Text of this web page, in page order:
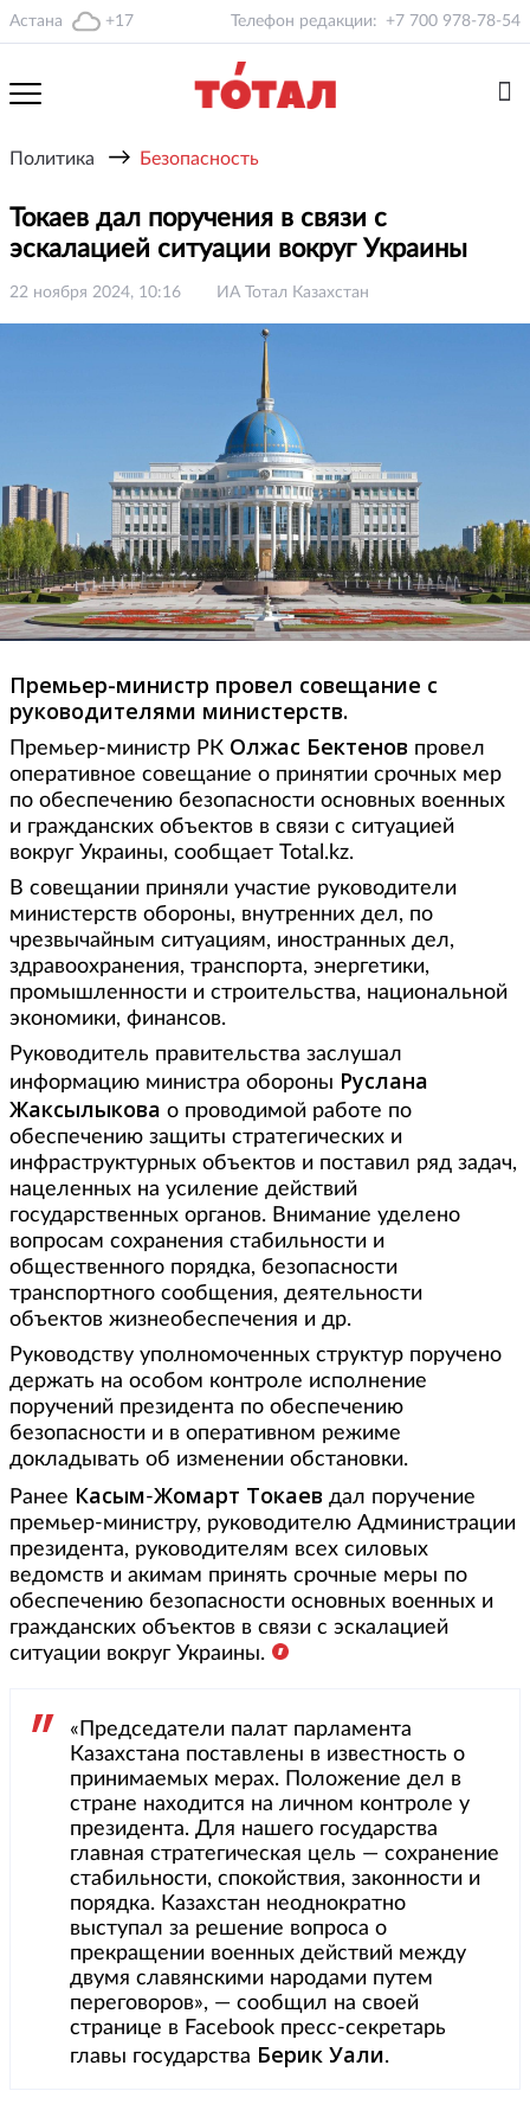
Астана +17 Телефон редакции: +7 700 978-78-54
Политика → Безопасность
Токаев дал поручения в связи с
эскалацией ситуации вокруг Украины
22 ноября 2024, 10:16 ИА Тотал Казахстан
Премьер-министр провел совещание с
руководителями министерств.
Премьер-министр РК Олжас Бектенов провел
оперативное совещание о принятии срочных мер
по обеспечению безопасности основных военных
и гражданских объектов в связи с ситуацией
вокруг Украины, сообщает Total.kz.
В совещании приняли участие руководители
министерств обороны, внутренних дел, по
чрезвычайным ситуациям, иностранных дел,
здравоохранения, транспорта, энергетики,
промышленности и строительства, национальной
экономики, финансов.
Руководитель правительства заслушал
информацию министра обороны Руслана
Жаксылыкова о проводимой работе по
обеспечению защиты стратегических и
инфраструктурных объектов и поставил ряд задач,
нацеленных на усиление действий
государственных органов. Внимание уделено
вопросам сохранения стабильности и
общественного порядка, безопасности
транспортного сообщения, деятельности
объектов жизнеобеспечения и др.
Руководству уполномоченных структур поручено
держать на особом контроле исполнение
поручений президента по обеспечению
безопасности и в оперативном режиме
докладывать об изменении обстановки.
Ранее Касым-Жомарт Токаев дал поручение
премьер-министру, руководителю Администрации
президента, руководителям всех силовых
ведомств и акимам принять срочные меры по
обеспечению безопасности основных военных и
гражданских объектов в связи с эскалацией
ситуации вокруг Украины.
«Председатели палат парламента
Казахстана поставлены в известность о
принимаемых мерах. Положение дел в
стране находится на личном контроле у
президента. Для нашего государства
главная стратегическая цель — сохранение
стабильности, спокойствия, законности и
порядка. Казахстан неоднократно
выступал за решение вопроса о
прекращении военных действий между
двумя славянскими народами путем
переговоров», — сообщил на своей
странице в Facebook пресс-секретарь
главы государства Берик Уали.